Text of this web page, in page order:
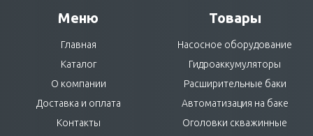
Меню
Главная
Каталог
О компании
Доставка и оплата
Контакты
Товары
Насосное оборудование
Гидроаккумуляторы
Расширительные баки
Автоматизация на баке
Оголовки скважинные